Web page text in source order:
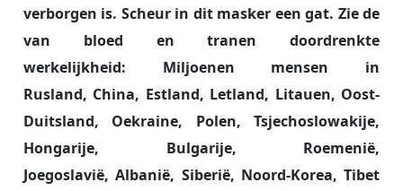
schreef in zijn inleiding (1961) dat
Maria Red Ons "geen grootse
theologie". En daar heeft hij
volkomen gelijk in. De kracht van dit
boekje ligt juist in die eenvoud.
Het is een puur, onopgesmukt
document van menselijke en
geestelijke veerkracht. De gebeden
verborgen is. Scheur in dit masker een gat. Zie de
van bloed en tranen doordrenkte
werkelijkheid: Miljoenen mensen in
Rusland, China, Estland, Letland, Litauen, Oost-
Duitsland, Oekraine, Polen, Tsjechoslowakije,
Hongarije, Bulgarije, Roemenië,
Joegoslavië, Albanië, Siberië, Noord-Korea, Tibet